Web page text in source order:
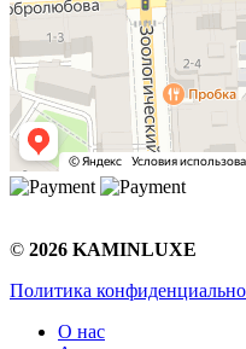
© 2026 KAMINLUXE
Политика
О нас